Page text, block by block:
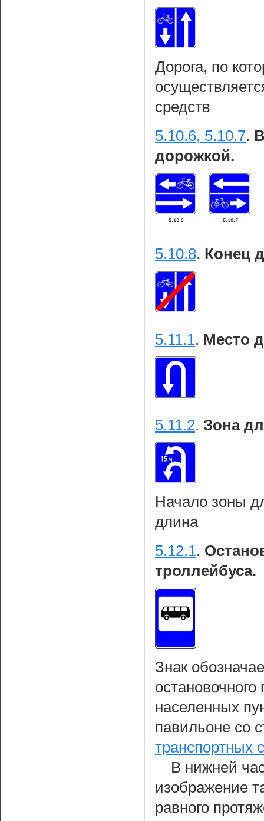
Дорога, по
средств
5.10.6, 5.10.7.
дорожкой.
5.10.8. Конец
5.11.1. Место
5.11.2. Зона
Начало зоны
длина
5.12.1.
троллейбуса.
Знак
остановочного
населенных
павильоне со
транспортных
В нижней
изображение
равного